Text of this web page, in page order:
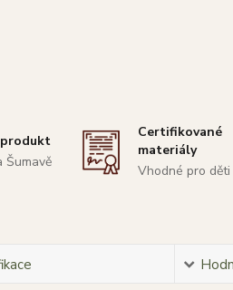
Šumavě
Certifikované
materiály
Vhodné pro